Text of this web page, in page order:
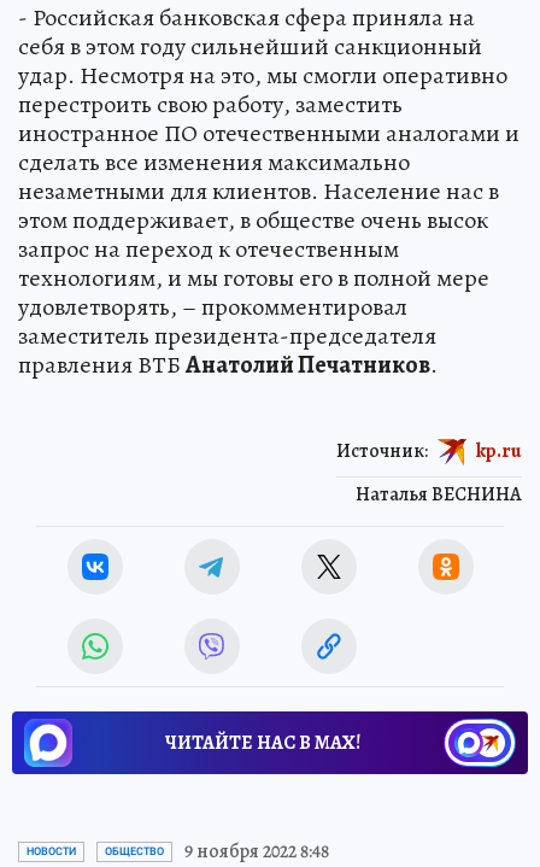
- Российская банковская сфера приняла на
себя в этом году сильнейший санкционный
удар. Несмотря на это, мы смогли оперативно
перестроить свою работу, заместить
иностранное ПО отечественными аналогами и
сделать все изменения максимально
незаметными для клиентов. Население нас в
этом поддерживает, в обществе очень высок
запрос на переход к отечественным
технологиям, и мы готовы его в полной мере
удовлетворять, – прокомментировал
заместитель президента-председателя
правления ВТБАнатолий Печатников.
Наталья ВЕСНИНА
Источник: kp.ru
ЧИТАЙТЕ НАС В МАХ!
НОВОСТИ ОБЩЕСТВО 9 ноября 2022 8:48